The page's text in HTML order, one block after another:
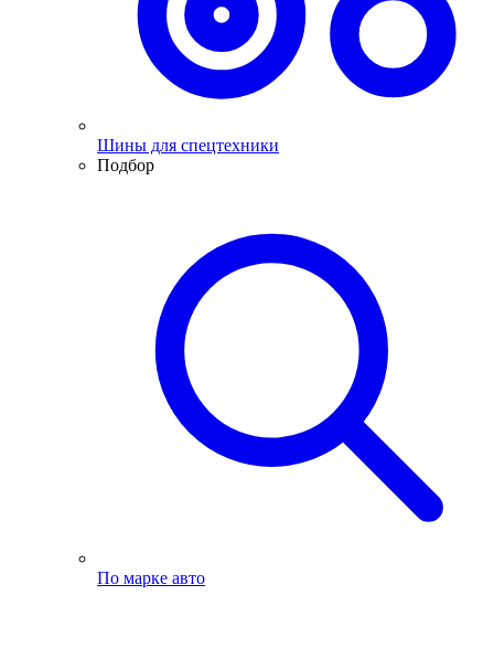
Шины для спецтехники
Подбор
По марке авто